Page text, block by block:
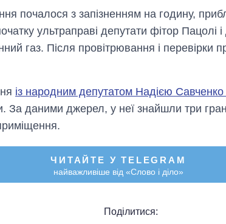
почалося з запізненням на годину,
ультраправі депутати фітор
газ. Після провітрювання і перевірки
із народним депутатом Надією Савченко
За даними джерел, у неї знайшли три
ЧИТАЙТЕ У TELEGRAM
найважливіше від «Слово і діло»
Поділитися: